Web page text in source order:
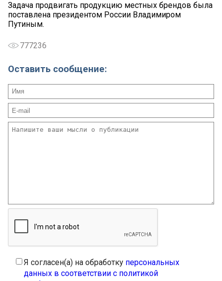
Задача продвигать продукцию местных брендов была
поставлена президентом России Владимиром
Путиным.
777236
Оставить сообщение:
Я согласен(а) на обработку персональных
данных в соответствии с политикой